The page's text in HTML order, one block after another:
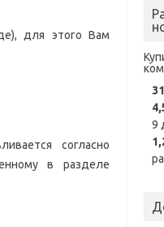
для этого Вам
согласно
в разделе
9